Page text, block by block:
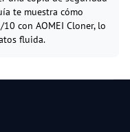
te muestra cómo
con AOMEI Cloner, lo
fluida.